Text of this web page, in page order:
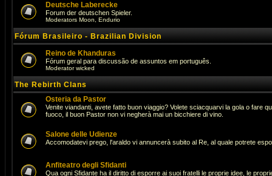
Deutsche Laberecke
Forum der deutschen Spieler.
Moderators Moon Endurio
Fórum Brasileiro - Brazilian Division
Reino de Khanduras
Fórum geral para discussão de assuntos em português.
Moderatorwicked
The Rebirth Clans
Osteria da Pastor
Venite viandanti, avete fatto buon viaggio? Volete sciacquarvi la gola o fare
fuoco, il buon Pastor non vi negherà mai un bicchiere di vino.
Salone delle Udienze
Accomodatevi prego, l'araldo vi annuncerà subito al Re, al quale potrete
Anfiteatro degli Sfidanti
Qua ogni Sfidante ha il diritto di esporre ai suoi fratelli le proprie idee, le